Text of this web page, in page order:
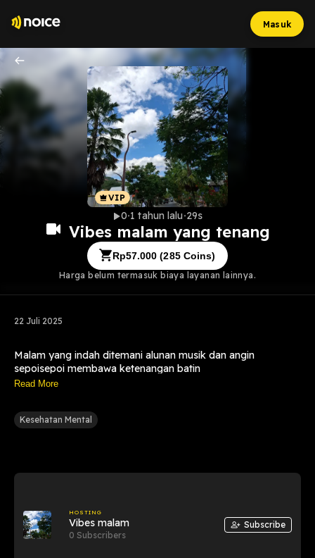
Masuk
0 1 tahun lalu 29s
Vibes malam yang tenang
Rp57.000 (285Coins)
Harga belum termasuk biaya layanan lainnya.
22 Juli 2025
Malam yang indah ditemani alunan musik dan angin
sepoisepoi membawa ketenangan batin
Read More
Kesehatan Mental
HOSTING
Vibes malam
0 Subscribers
Subscribe